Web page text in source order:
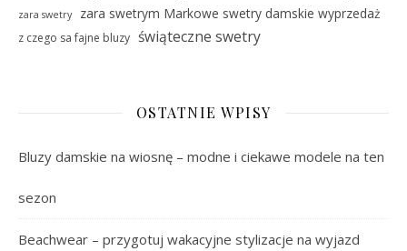
zara swetry zara swetrym Markowe swetry damskie wyprzedaż
z czego sa fajne bluzy świąteczne swetry
OSTATNIE WPISY
Bluzy damskie na wiosnę – modne i ciekawe modele na ten
sezon
Beachwear – przygotuj wakacyjne stylizacje na wyjazd